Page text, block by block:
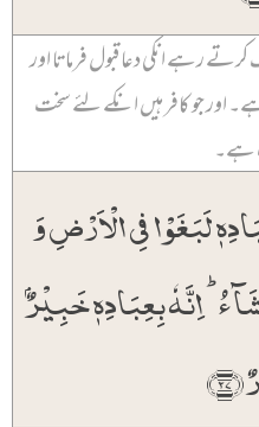
رہے انکی دعا قبول فرماتا اور
اور جو کافر ہیں انکے لئے سخت
ہے۔
لَبَغَوۡا فِی الۡاَرۡضِ وَ
اِنَّہٗ بِعِبَادِہٖ خَبِیۡرٌۢ